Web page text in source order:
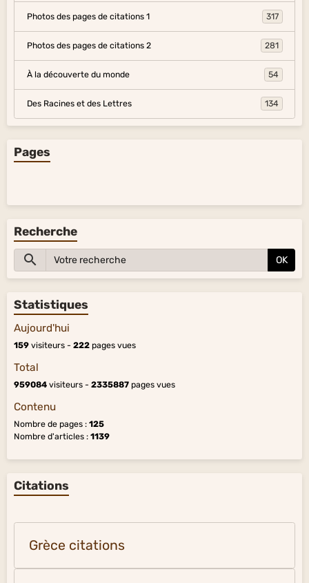
Photos des pages de citations 1 317
Photos des pages de citations 2 281
À la découverte du monde 54
Des Racines et des Lettres 134
Pages
Recherche
OK
Statistiques
Aujourd'hui
159 visiteurs - 222 pages vues
Total
959084 visiteurs - 2335887 pages vues
Contenu
Nombre de pages : 125
Nombre d'articles : 1139
Citations
Grèce citations